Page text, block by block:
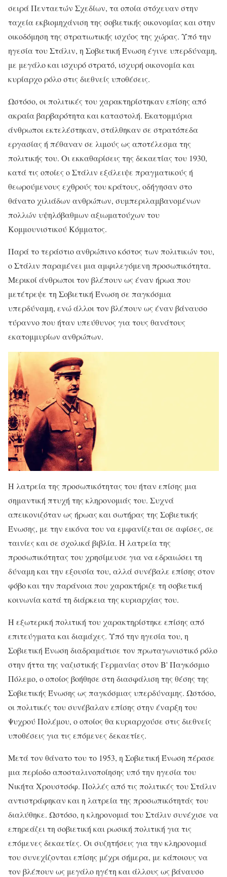
σειρά Πενταετών Σχεδίων, τα οποία στόχευαν στην
ταχεία εκβιομηχάνιση της σοβιετικής οικονομίας και στην
οικοδόμηση της στρατιωτικής ισχύος της χώρας. Υπό την
ηγεσία του Στάλιν, η Σοβιετική Ένωση έγινε υπερδύναμη,
με μεγάλο και ισχυρό στρατό, ισχυρή οικονομία και
κυρίαρχο ρόλο στις διεθνείς υποθέσεις.
Ωστόσο, οι πολιτικές του χαρακτηρίστηκαν επίσης από
ακραία βαρβαρότητα και καταστολή. Εκατομμύρια
άνθρωποι εκτελέστηκαν, στάλθηκαν σε στρατόπεδα
εργασίας ή πέθαναν σε λιμούς ως αποτέλεσμα της
πολιτικής του. Οι εκκαθαρίσεις της δεκαετίας του 1930,
κατά τις οποίες ο Στάλιν εξάλειψε πραγματικούς ή
θεωρούμενους εχθρούς του κράτους, οδήγησαν στο
θάνατο χιλιάδων ανθρώπων, συμπεριλαμβανομένων
πολλών υψηλόβαθμων αξιωματούχων του
Κομμουνιστικού Κόμματος.
Παρά το τεράστιο ανθρώπινο κόστος των πολιτικών του,
ο Στάλιν παραμένει μια αμφιλεγόμενη προσωπικότητα.
Μερικοί άνθρωποι τον βλέπουν ως έναν ήρωα που
μετέτρεψε τη Σοβιετική Ένωση σε παγκόσμια
υπερδύναμη, ενώ άλλοι τον βλέπουν ως έναν βάναυσο
τύραννο που ήταν υπεύθυνος για τους θανάτους
εκατομμυρίων ανθρώπων.
Η λατρεία της προσωπικότητας του ήταν επίσης μια
σημαντική πτυχή της κληρονομιάς του. Συχνά
απεικονιζόταν ως ήρωας και σωτήρας της Σοβιετικής
Ένωσης, με την εικόνα του να εμφανίζεται σε αφίσες, σε
ταινίες και σε σχολικά βιβλία. Η λατρεία της
προσωπικότητας του χρησίμευσε για να εδραιώσει τη
δύναμη και την εξουσία του, αλλά συνέβαλε επίσης στον
φόβο και την παράνοια που χαρακτήριζε τη σοβιετική
κοινωνία κατά τη διάρκεια της κυριαρχίας του.
Η εξωτερική πολιτική του χαρακτηρίστηκε επίσης από
επιτεύγματα και διαμάχες. Υπό την ηγεσία του, η
Σοβιετική Ένωση διαδραμάτισε τον πρωταγωνιστικό ρόλο
στην ήττα της ναζιστικής Γερμανίας στον Β' Παγκόσμιο
Πόλεμο, ο οποίος βοήθησε στη διασφάλιση της θέσης της
Σοβιετικής Ένωσης ως παγκόσμιας υπερδύναμης. Ωστόσο,
οι πολιτικές του συνέβαλαν επίσης στην έναρξη του
Ψυχρού Πολέμου, ο οποίος θα κυριαρχούσε στις διεθνείς
υποθέσεις για τις επόμενες δεκαετίες.
Μετά τον θάνατο του το 1953, η Σοβιετική Ένωση πέρασε
μια περίοδο αποσταλινοποίησης υπό την ηγεσία του
Νικήτα Χρουστσόφ. Πολλές από τις πολιτικές του Στάλιν
αντιστράφηκαν και η λατρεία της προσωπικότητάς του
διαλύθηκε. Ωστόσο, η κληρονομιά του Στάλιν συνέχισε να
επηρεάζει τη σοβιετική και ρωσική πολιτική για τις
επόμενες δεκαετίες. Οι συζητήσεις για την κληρονομιά
του συνεχίζονται επίσης μέχρι σήμερα, με κάποιους να
τον βλέπουν ως μεγάλο ηγέτη και άλλους ως βάναυσο